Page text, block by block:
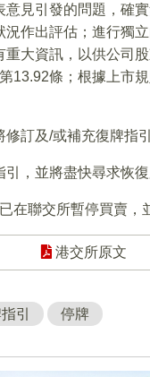
見引發的問題，確
作出評估；進行獨
大資訊，以供公司
13.92條；根據上市
訂及/或補充復牌指引
，並將盡快尋求恢復
在聯交所暫停買賣，
港交所原文
引 停牌